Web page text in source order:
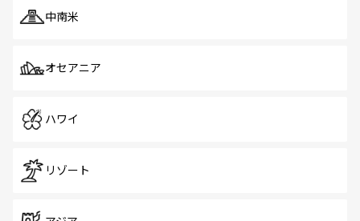
中南米
オセアニア
ハワイ
リゾート